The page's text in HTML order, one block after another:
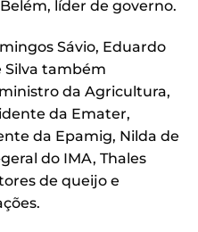
líder de governo.
Sávio, Eduardo
Silva também
da Agricultura,
da Emater,
da Epamig, Nilda de
do IMA, Thales
de queijo e